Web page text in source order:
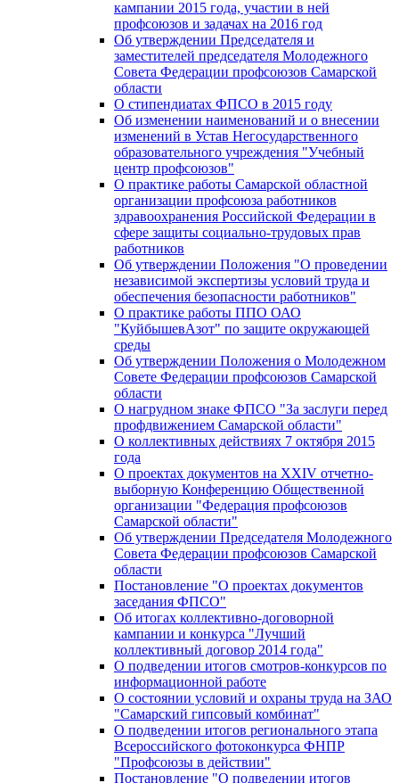
кампании 2015 года, участии в ней
профсоюзов и задачах на 2016 год
Об утверждении Председателя и
заместителей председателя Молодежного
Совета Федерации профсоюзов Самарской
области
О стипендиатах ФПСО в 2015 году
Об изменении наименований и о внесении
изменений в Устав Негосударственного
образовательного учреждения "Учебный
центр профсоюзов"
О практике работы Самарской областной
организации профсоюза работников
здравоохранения Российской Федерации в
сфере защиты социально-трудовых прав
работников
Об утверждении Положения "О проведении
независимой экспертизы условий труда и
обеспечения безопасности работников"
О практике работы ППО ОАО
"КуйбышевАзот" по защите окружающей
среды
Об утверждении Положения о Молодежном
Совете Федерации профсоюзов Самарской
области
О нагрудном знаке ФПСО "За заслуги перед
профдвижением Самарской области"
О коллективных действиях 7 октября 2015
года
О проектах документов на XXIV отчетно-
выборную Конференцию Общественной
организации "Федерация профсоюзов
Самарской области"
Об утверждении Председателя Молодежного
Совета Федерации профсоюзов Самарской
области
Постановление "О проектах документов
заседания ФПСО"
Об итогах коллективно-договорной
кампании и конкурса "Лучший
коллективный договор 2014 года"
О подведении итогов смотров-конкурсов по
информационной работе
О состоянии условий и охраны труда на ЗАО
"Самарский гипсовый комбинат"
О подведении итогов регионального этапа
Всероссийского фотоконкурса ФНПР
"Профсоюзы в действии"
Постановление "О подведении итогов